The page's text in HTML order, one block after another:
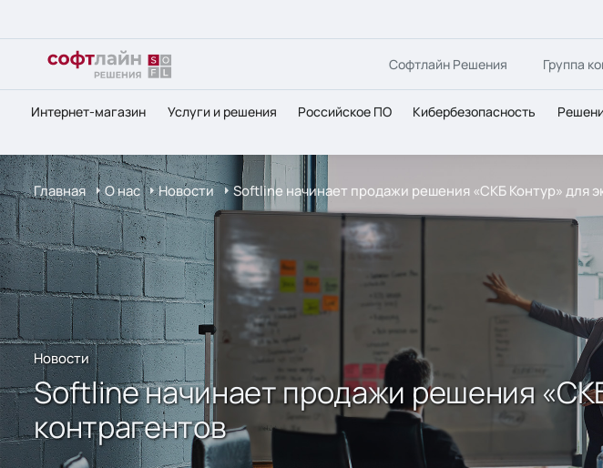
Софтлайн Решения Группа
Интернет-магазин Услуги и решения Российское ПО Кибербезопасность
Главная О нас Новости Softline начинает продажи решения «СКБ Контур» для
Новости
Softline начинает продажи решения
контрагентов